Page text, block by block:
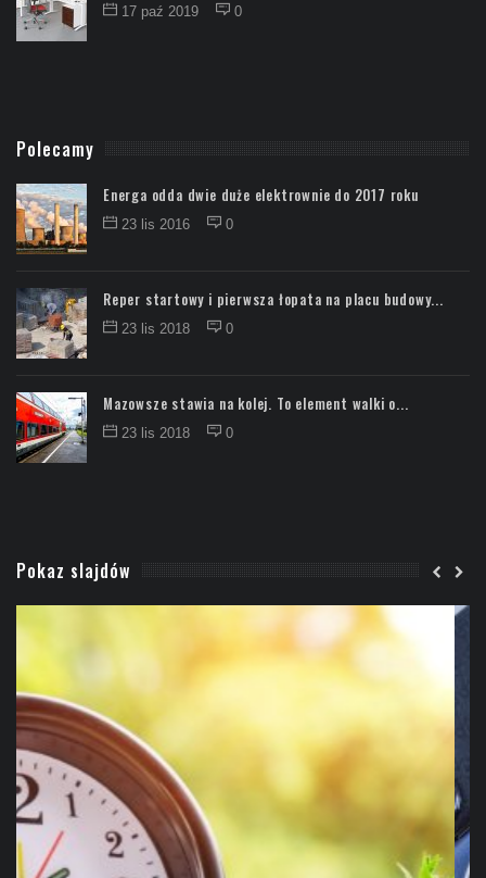
17 paź 2019 0
Polecamy
Energa odda dwie duże elektrownie do 2017 roku
23 lis 2016 0
Reper startowy i pierwsza łopata na placu budowy...
23 lis 2018 0
Mazowsze stawia na kolej. To element walki o...
23 lis 2018 0
Pokaz slajdów